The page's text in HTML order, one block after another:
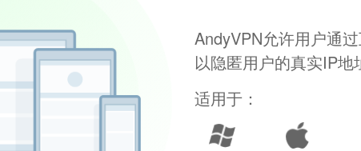
AndyVPN允许用户通
以隐匿用户的真实IP
适用于：